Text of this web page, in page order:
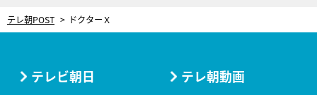
テレ朝POST ドクターＸ
テレビ朝日 テレ朝動画